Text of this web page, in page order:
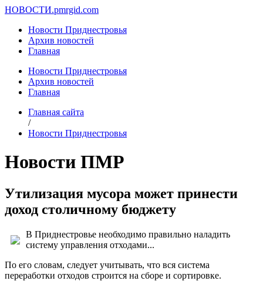
НОВОСТИ.pmrgid.com
Новости Приднестровья
Архив новостей
Главная
Новости Приднестровья
Архив новостей
Главная
Главная сайта
/
Новости Приднестровья
Новости ПМР
Утилизация мусора может принести
доход столичному бюджету
В Приднестровье необходимо правильно наладить
систему управления отходами...
По его словам, следует учитывать, что вся система
переработки отходов строится на сборе и сортировке.